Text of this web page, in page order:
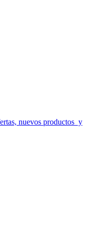
nuevos productos y